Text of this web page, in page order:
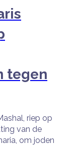
tegen
riep op
van de
om joden